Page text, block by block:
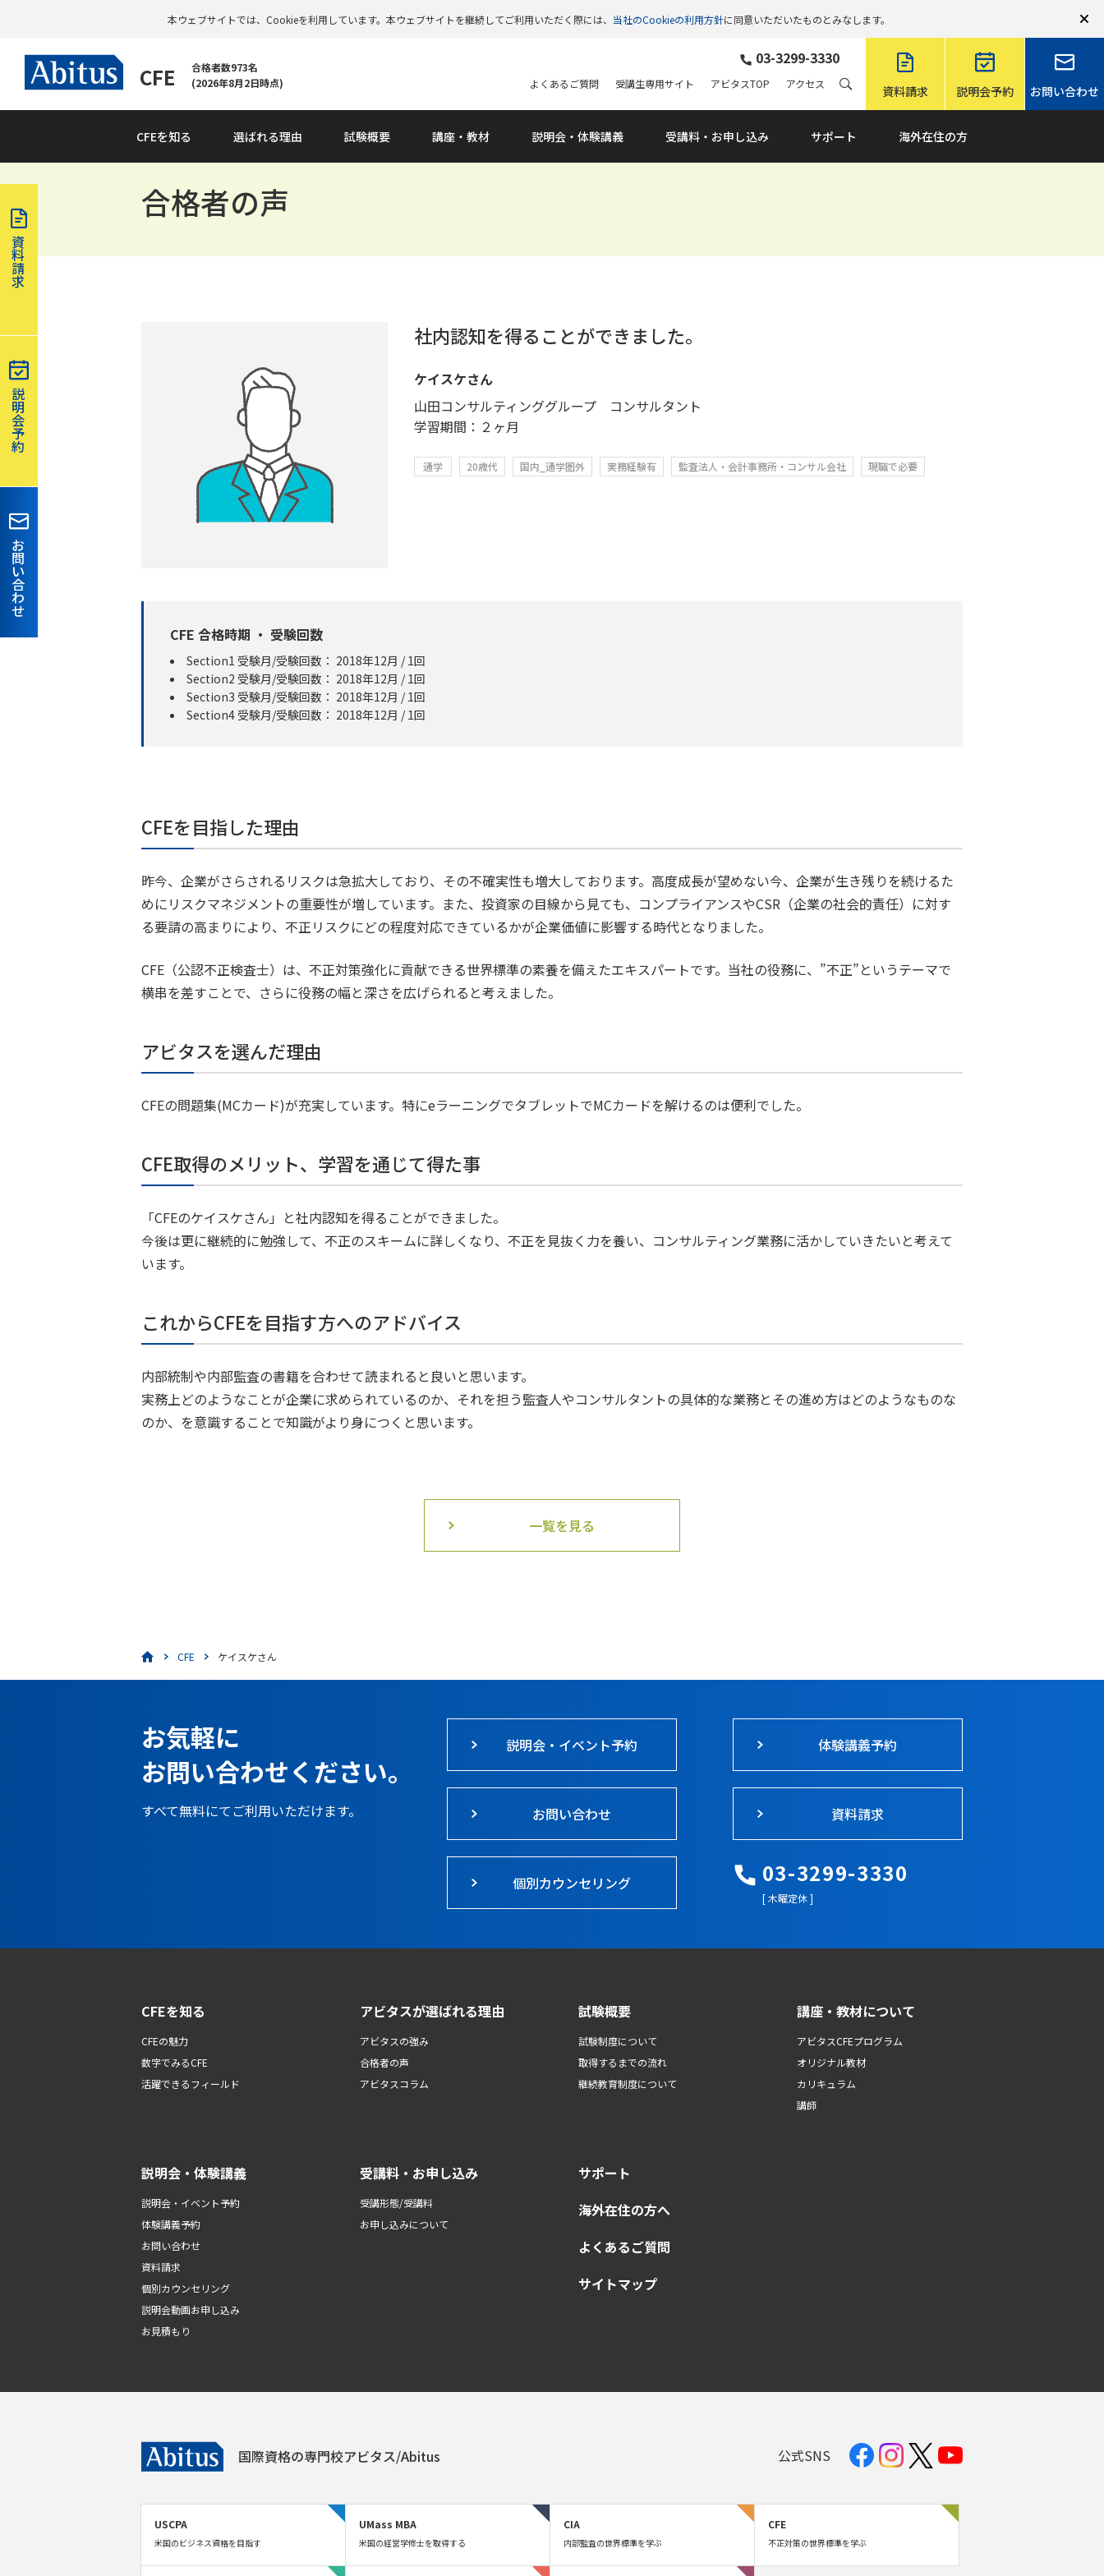
本ウェブサイトでは、Cookieを利用しています。本ウェブサイトを継続してご利用いただく際には、 当社のCookieの利用方針に同意いただいたものとみなします。
CFE
合格者数973名
(2026年8月2日時点)
資料請求 説明会予約 お問い合わせ
03-3299-3330
CFEを知る 選ばれる理由 試験概要 講座・教材 説明会 ・体験講義 受講料 ・お申し込み サポート 海外在住の方
よくあるご質問 受講生専用サイト アビタスTOP アクセス
合格者の声
社内認知を得ることができました。
ケイスケさん
山田コンサルティンググループ コンサルタント
学習期間：２ヶ月
通学 20歳代 国内_通学圏外 実務経験有 監査法人・会計事務所・コンサル会社 現職で必要
CFE 合格時期 ・ 受験回数
Section1 受験月/受験回数： 2018年12月 / 1回
Section2 受験月/受験回数： 2018年12月 / 1回
Section3 受験月/受験回数： 2018年12月 / 1回
Section4 受験月/受験回数： 2018年12月 / 1回
CFEを目指した理由
昨今、企業がさらされるリスクは急拡大しており、その不確実性も増大しております。高度成長が望めない今、企業が生き残りを続けるた
めにリスクマネジメントの重要性が増しています。また、投資家の目線から見ても、コンプライアンスやCSR（企業の社会的責任）に対す
る要請の高まりにより、不正リスクにどの程度対応できているかが企業価値に影響する時代となりました。
CFE（公認不正検査士）は、不正対策強化に貢献できる世界標準の素養を備えたエキスパートです。当社の役務に、”不正”というテーマで
横串を差すことで、さらに役務の幅と深さを広げられると考えました。
アビタスを選んだ理由
CFEの問題集(MCカード)が充実しています。特にeラーニングでタブレットでMCカードを解けるのは便利でした。
CFE取得のメリット、学習を通じて得た事
「CFEのケイスケさん」と社内認知を得ることができました。
今後は更に継続的に勉強して、不正のスキームに詳しくなり、不正を見抜く力を養い、コンサルティング業務に活かしていきたいと考えて
います。
これからCFEを目指す方へのアドバイス
内部統制や内部監査の書籍を合わせて読まれると良いと思います。
実務上どのようなことが企業に求められているのか、それを担う監査人やコンサルタントの具体的な業務とその進め方はどのようなものな
のか、を意識することで知識がより身につくと思います。
一覧を見る
CFE ケイスケさん
資
料
請
求
説
明
会
予
約
お
問
い
合
わ
せ
お気軽に
お問い合わせください。
すべて無料にてご利用いただけます。
説明会・イベント予約 体験講義予約
お問い合わせ 資料請求
個別カウンセリング 03-3299-3330
[ 木曜定休 ]
CFEを知る
CFEの魅力
数字でみるCFE
活躍できるフィールド
アビタスが選ばれる理由
アビタスの強み
合格者の声
アビタスコラム
試験概要
試験制度について
取得するまでの流れ
継続教育制度について
講座・教材について
アビタスCFEプログラム
オリジナル教材
カリキュラム
講師
説明会・体験講義
説明会・イベント予約
体験講義予約
お問い合わせ
資料請求
個別カウンセリング
説明会動画お申し込み
お見積もり
受講料・お申し込み
受講形態/受講料
お申し込みについて
サポート
海外在住の方へ
よくあるご質問
サイトマップ
国際資格の専門校アビタス/Abitus 公式SNS
USCPA
米国のビジネス資格を目指す
UMass MBA
米国の経営学修士を取得する
CIA
内部監査の世界標準を学ぶ
CFE
不正対策の世界標準を学ぶ